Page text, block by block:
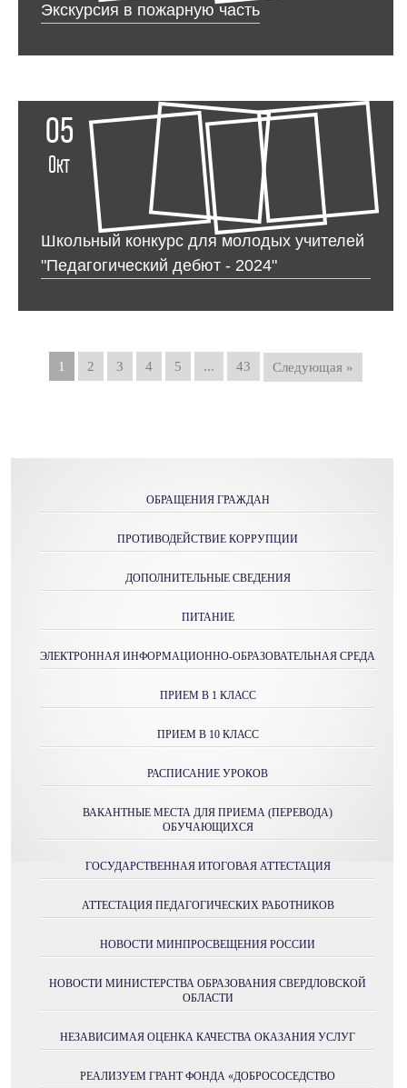
Экскурсия в пожарную часть
05
Окт
Школьный конкурс для молодых учителей
"Педагогический дебют - 2024"
1 2 3 4 5 ... 43 Следующая »
ОБРАЩЕНИЯ ГРАЖДАН
ПРОТИВОДЕЙСТВИЕ КОРРУПЦИИ
ДОПОЛНИТЕЛЬНЫЕ СВЕДЕНИЯ
ПИТАНИЕ
ЭЛЕКТРОННАЯ ИНФОРМАЦИОННО-ОБРАЗОВАТЕЛЬНАЯ СРЕДА
ПРИЕМ В 1 КЛАСС
ПРИЕМ В 10 КЛАСС
РАСПИСАНИЕ УРОКОВ
ВАКАНТНЫЕ МЕСТА ДЛЯ ПРИЕМА (ПЕРЕВОДА)
ОБУЧАЮЩИХСЯ
ГОСУДАРСТВЕННАЯ ИТОГОВАЯ АТТЕСТАЦИЯ
АТТЕСТАЦИЯ ПЕДАГОГИЧЕСКИХ РАБОТНИКОВ
НОВОСТИ МИНПРОСВЕЩЕНИЯ РОССИИ
НОВОСТИ МИНИСТЕРСТВА ОБРАЗОВАНИЯ СВЕРДЛОВСКОЙ
ОБЛАСТИ
НЕЗАВИСИМАЯ ОЦЕНКА КАЧЕСТВА ОКАЗАНИЯ УСЛУГ
РЕАЛИЗУЕМ ГРАНТ ФОНДА «ДОБРОСОСЕДСТВО